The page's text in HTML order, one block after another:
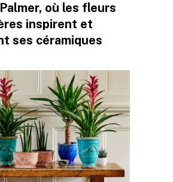
où les fleurs
inspirent et
ses céramiques